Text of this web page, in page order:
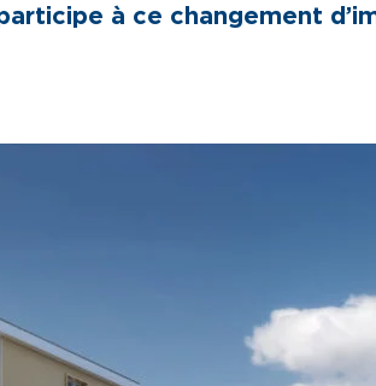
à ce changement